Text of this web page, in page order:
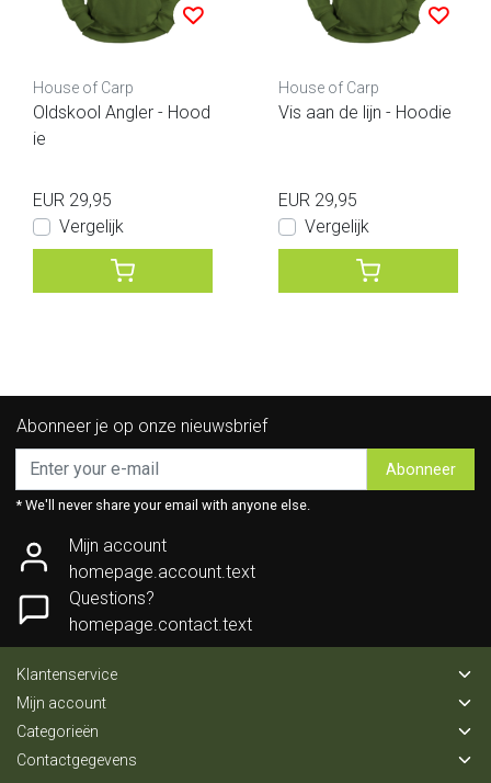
House of Carp
Oldskool Angler - Hood
ie
EUR 29,95
Vergelijk
House of Carp
Vis aan de lijn - Hoodie
EUR 29,95
Vergelijk
Abonneer je op onze nieuwsbrief
Abonneer
* We'll never share your email with anyone else.
Mijn account
homepage.account.text
Questions?
homepage.contact.text
Klantenservice
Mijn account
Categorieën
Contactgegevens